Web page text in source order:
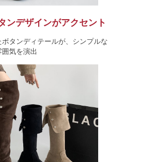
ンデザインがアクセント
タンディテールが、シンプルな
気を演出